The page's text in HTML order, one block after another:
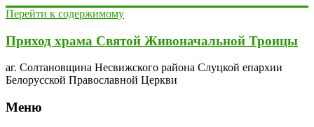
Перейти к содержимому
Приход храма Святой Живоначальной Троицы
аг. Солтановщина Несвижского района Слуцкой епархии
Белорусской Православной Церкви
Меню